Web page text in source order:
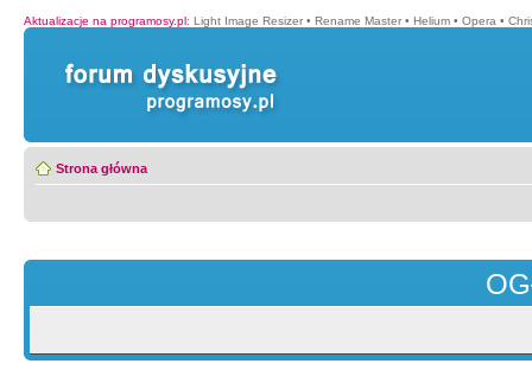
Aktualizacje na programosy.pl: Light Image Resizer • Rename Master • Helium • Opera •
Strona główna